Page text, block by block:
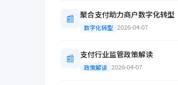
📰 聚合支付助力商户数字化转型
数字化转型 2026-04-07
📰 支付行业监管政策解读
政策解读 2026-04-07